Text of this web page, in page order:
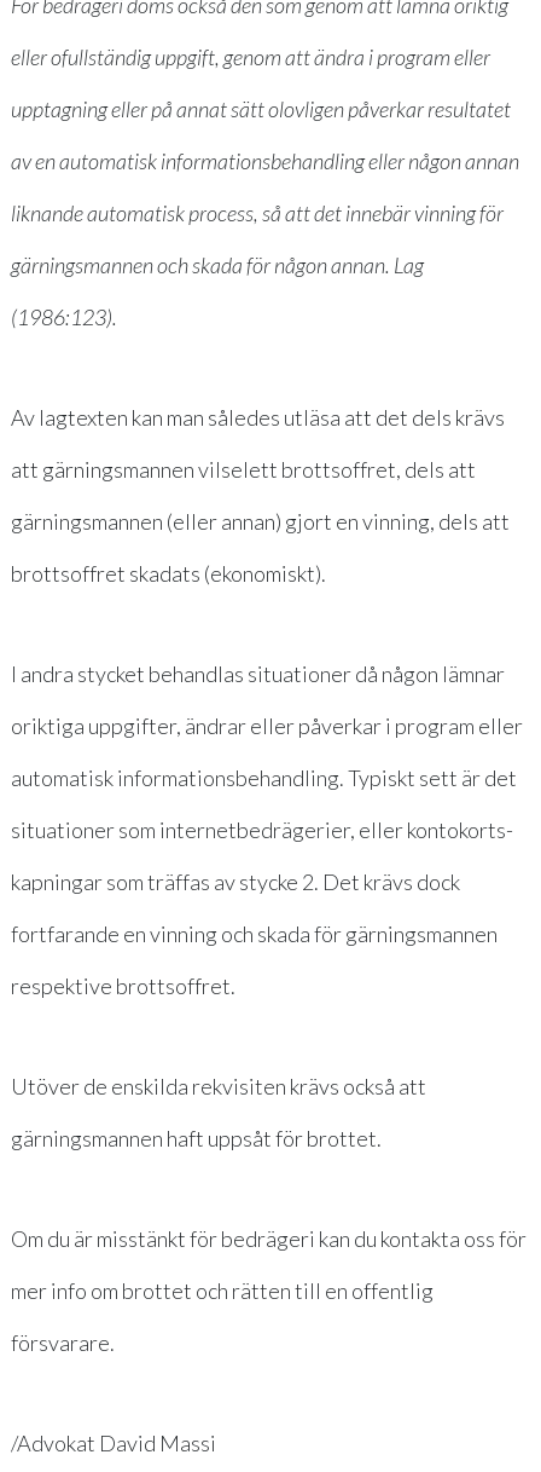
eller ofullständig uppgift, genom att ändra i program eller
upptagning eller på annat sätt olovligen påverkar resultatet
av en automatisk informationsbehandling eller någon annan
liknande automatisk process, så att det innebär vinning för
gärningsmannen och skada för någon annan. Lag
(1986:123).
Av lagtexten kan man således utläsa att det dels krävs
att gärningsmannen vilselett brottsoffret, dels att
gärningsmannen (eller annan) gjort en vinning, dels att
brottsoffret skadats (ekonomiskt).
I andra stycket behandlas situationer då någon lämnar
oriktiga uppgifter, ändrar eller påverkar i program eller
automatisk informationsbehandling. Typiskt sett är det
situationer som internetbedrägerier, eller kontokorts-
kapningar som träffas av stycke 2. Det krävs dock
fortfarande en vinning och skada för gärningsmannen
respektive brottsoffret.
Utöver de enskilda rekvisiten krävs också att
gärningsmannen haft uppsåt för brottet.
Om du är misstänkt för bedrägeri kan du kontakta ossför
mer info om brottet och rätten till en offentlig
försvarare.
/Advokat David Massi